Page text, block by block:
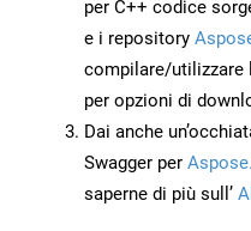
per C++ codice
e i repository
compilare/utilizzare
per opzioni di
Dai anche
Swagger per
saperne di più sull’